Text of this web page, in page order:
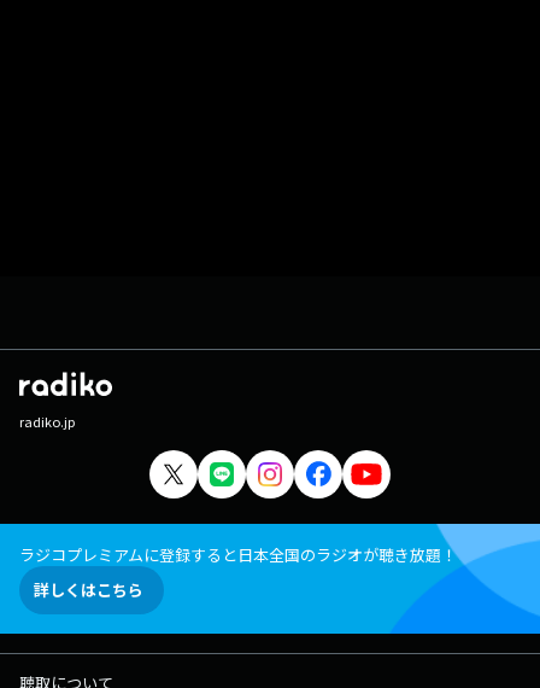
radiko.jp
ラジコプレミアムに登録すると日本全国のラジオが聴き放題！
詳しくはこちら
聴取について